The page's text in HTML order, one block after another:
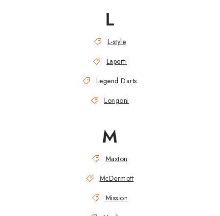
L
L-style
Laperti
Legend Darts
Longoni
M
Maxton
McDermott
Mission